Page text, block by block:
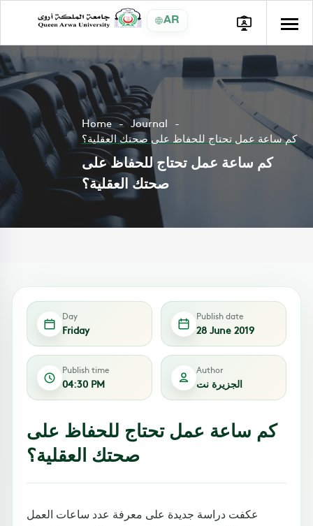
AR
Home
Journal
كم ساعة عمل تحتاج للحفاظ على صحتك العقلية؟
كم ساعة عمل تحتاج للحفاظ على
صحتك العقلية؟
Day
Friday
Publish date
28 June 2019
Publish time
04:30 PM
Author
الجزيرة نت
كم ساعة عمل تحتاج للحفاظ على
صحتك العقلية؟
عكفت دراسة جديدة على معرفة عدد ساعات العمل